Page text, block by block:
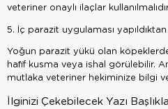
veteriner onaylı ilaçlar
5. İç parazit uygulaması
Yoğun parazit yükü olan
hafif kusma veya ishal görülebilir.
mutlaka veteriner hekiminize bilgi
İlginizi Çekebilecek Yazı